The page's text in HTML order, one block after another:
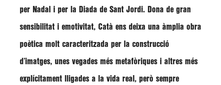
per Nadal i per la Diada de Sant Jordi. Dona de gran
sensibilitat i emotivitat, Catà ens deixa una àmplia obra
poètica molt caracteritzada per la construcció
d’imatges, unes vegades més metafòriques i altres més
explícitament lligades a la vida real, però sempre